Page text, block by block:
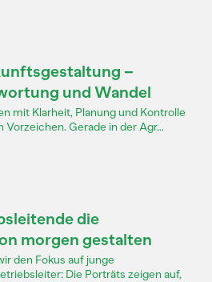
–
und Wandel
mit Klarheit, Planung und Kontrolle
Gerade in der Agr...
die
morgen gestalten
den Fokus auf junge
Die Porträts zeigen auf,